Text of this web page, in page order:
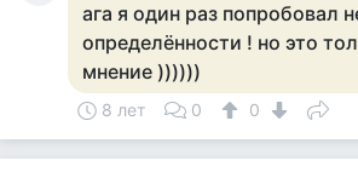
ага я один раз попробовал
определённости ! но это
мнение ))))))
8 лет 0 0